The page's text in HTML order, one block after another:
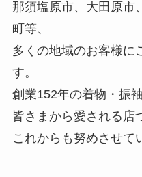
那須塩原市、大田原市
町等、
多くの地域のお客様に
す。
創業152年の着物・振
皆さまから愛される店
これからも努めさせて